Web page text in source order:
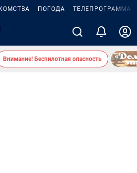
ПОГОДА ТЕЛЕПРОГРАММА
Внимание! Беспилотная опасность